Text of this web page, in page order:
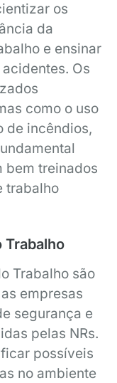
os
da
e ensinar
Os
como o uso
de incêndios,
bem treinados
trabalho
Trabalho
Trabalho são
empresas
segurança e
pelas NRs.
possíveis
no ambiente